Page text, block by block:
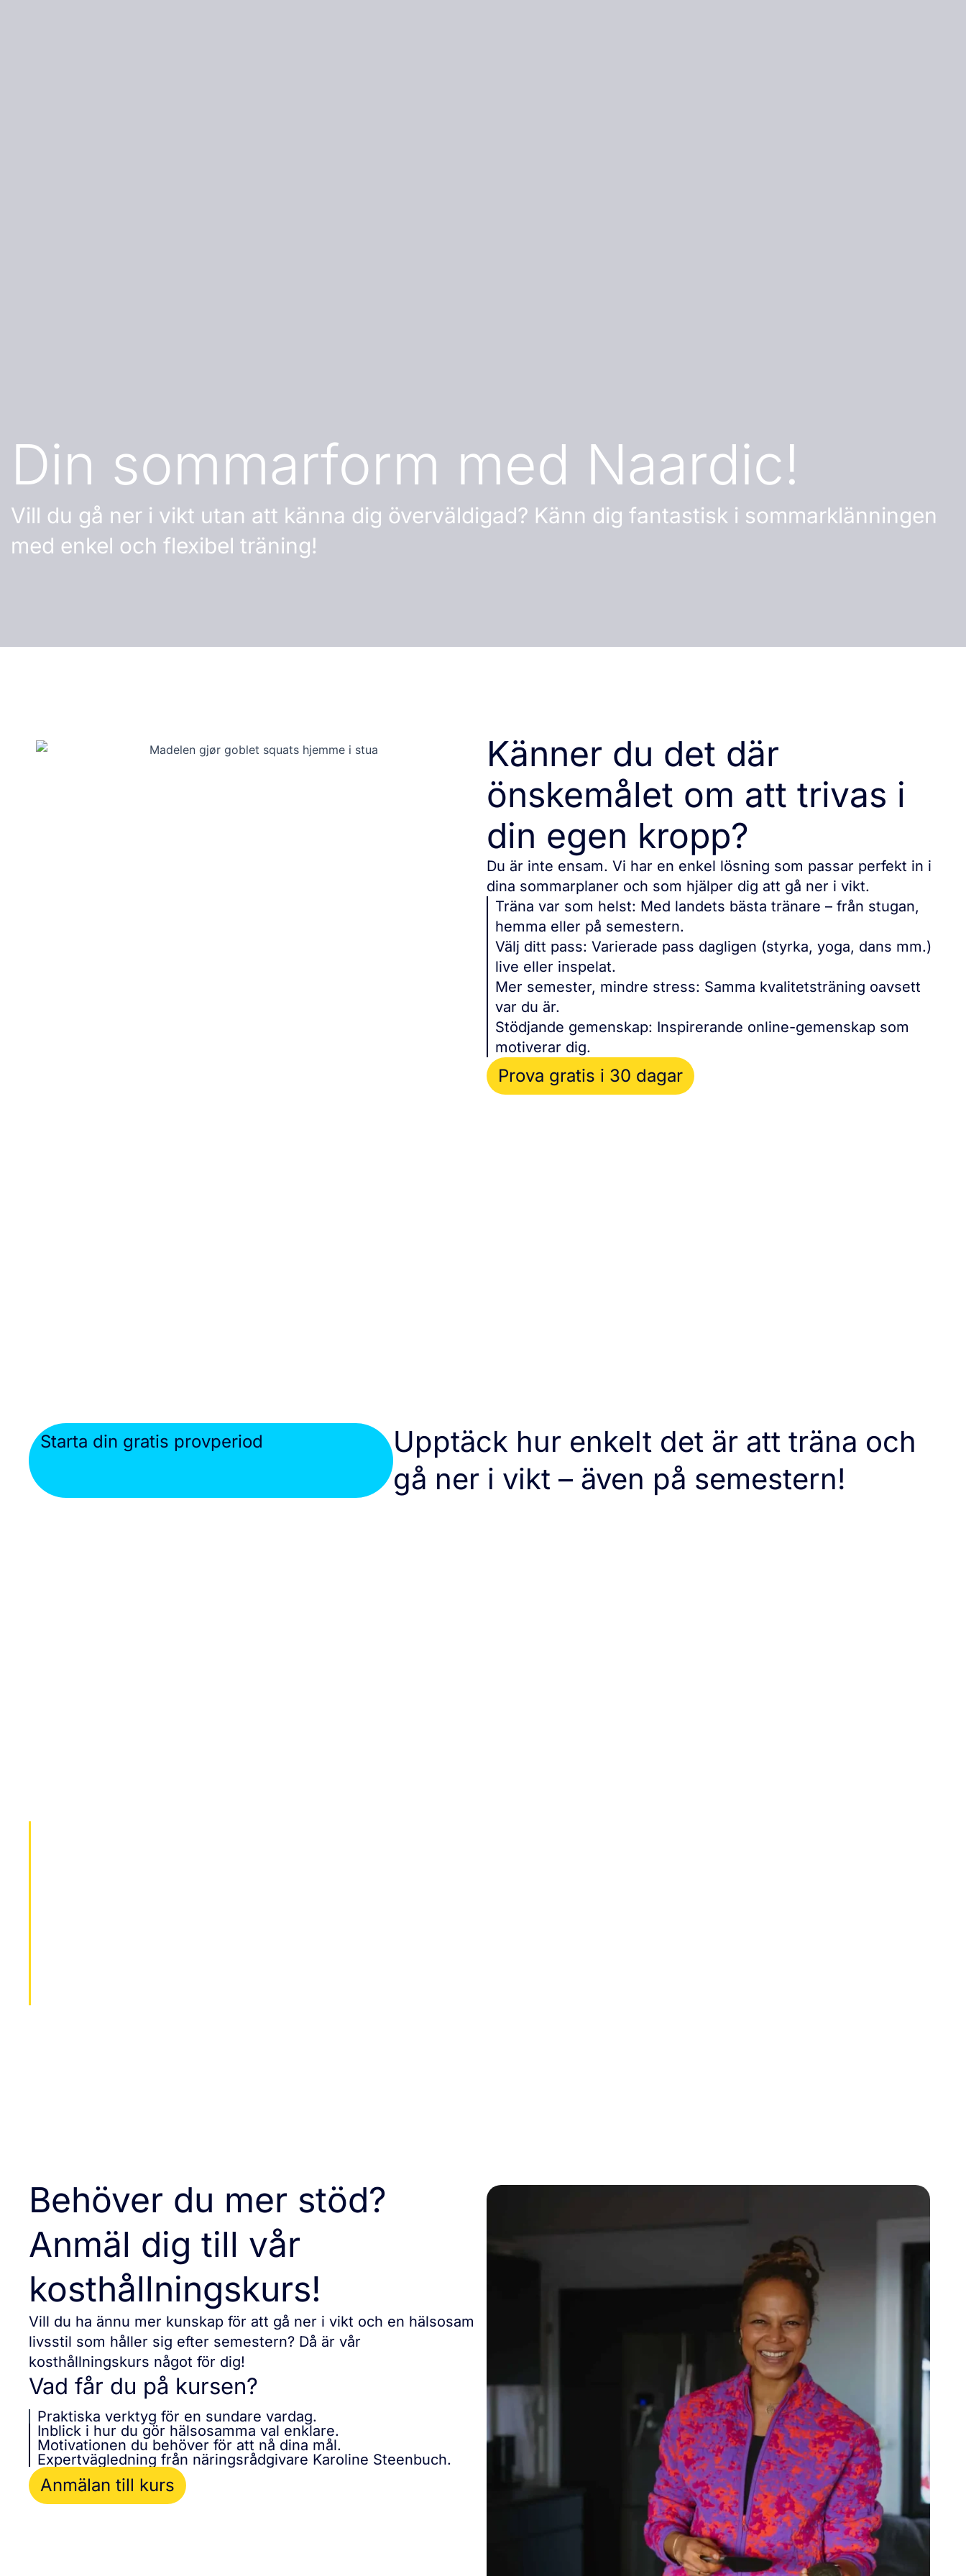
Din sommarform med Naardic!
Vill du gå ner i vikt utan att känna dig överväldigad? Känn dig fantastisk i sommarklänningen
med enkel och flexibel träning!
Känner du det där
önskemålet om att trivas i
din egen kropp?
Du är inte ensam. Vi har en enkel lösning som passar perfekt in i
dina sommarplaner och som hjälper dig att gå ner i vikt.
Träna var som helst: Med landets bästa tränare – från stugan,
hemma eller på semestern.
Välj ditt pass: Varierade pass dagligen (styrka, yoga, dans mm.)
live eller inspelat.
Mer semester, mindre stress: Samma kvalitetsträning oavsett
var du är.
Stödjande gemenskap: Inspirerande online-gemenskap som
motiverar dig.
Prova gratis i 30 dagar
Starta din gratis provperiod
Upptäck hur enkelt det är att träna och
gå ner i vikt – även på semestern!
Behöver du mer stöd?
Anmäl dig till vår
kosthållningskurs!
Vill du ha ännu mer kunskap för att gå ner i vikt och en hälsosam
livsstil som håller sig efter semestern? Då är vår
kosthållningskurs något för dig!
Vad får du på kursen?
Praktiska verktyg för en sundare vardag.
Inblick i hur du gör hälsosamma val enklare.
Motivationen du behöver för att nå dina mål.
Expertvägledning från näringsrådgivare Karoline Steenbuch.
Anmälan till kurs